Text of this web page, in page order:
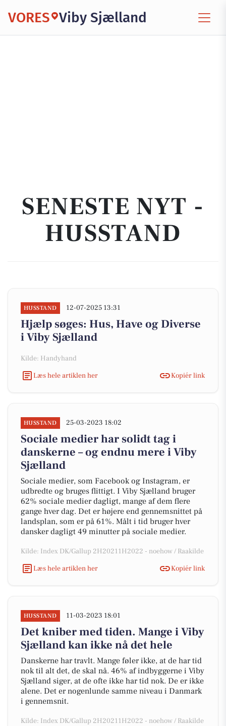
VORES Viby Sjælland
SENESTE NYT -
HUSSTAND
HUSSTAND 12-07-2025 13:31
Hjælp søges: Hus, Have og Diverse
i Viby Sjælland
Kilde: Handyhand
Læs hele artiklen her
Kopiér link
HUSSTAND 25-03-2023 18:02
Sociale medier har solidt tag i
danskerne – og endnu mere i Viby
Sjælland
Sociale medier, som Facebook og Instagram, er
udbredte og bruges flittigt. I Viby Sjælland bruger
62% sociale medier dagligt, mange af dem flere
gange hver dag. Det er højere end gennemsnittet på
landsplan, som er på 61%. Målt i tid bruger hver
dansker dagligt 49 minutter på sociale medier.
Kilde: Index DK/Gallup 2H20211H2022 - noehow / Raakilde
Læs hele artiklen her
Kopiér link
HUSSTAND 11-03-2023 18:01
Det kniber med tiden. Mange i Viby
Sjælland kan ikke nå det hele
Danskerne har travlt. Mange føler ikke, at de har tid
nok til alt det, de skal nå. 46% af indbyggerne i Viby
Sjælland siger, at de ofte ikke har tid nok. De er ikke
alene. Det er nogenlunde samme niveau i Danmark
i gennemsnit.
Kilde: Index DK/Gallup 2H20211H2022 - noehow / Raakilde